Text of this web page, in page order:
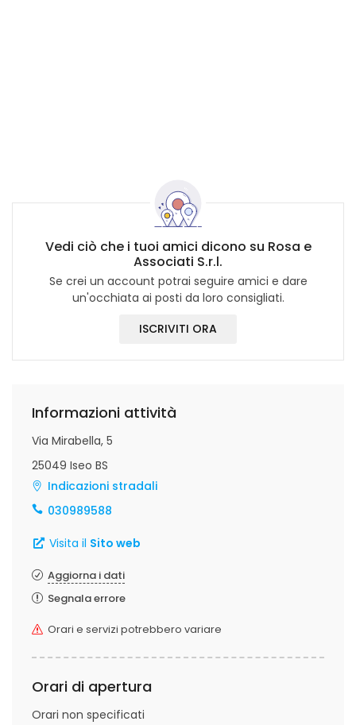
Vedi ciò che i tuoi amici dicono su Rosa e
Associati S.r.l.
Se crei un account potrai seguire amici e dare
un'occhiata ai posti da loro consigliati.
ISCRIVITI ORA
Informazioni attività
Via Mirabella, 5
25049 Iseo BS
Indicazioni stradali
030989588
Visita il Sito web
Aggiorna i dati
Segnala errore
Orari e servizi potrebbero variare
Orari di apertura
Orari non specificati